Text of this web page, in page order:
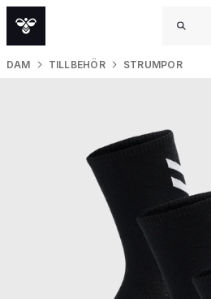
DAM TILLBEHÖR STRUMPOR